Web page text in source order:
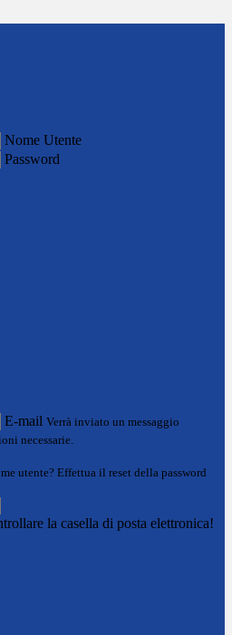
Nome Utente
Password
E-mail Verrà inviato un messaggio
necessarie.
utente? Effettua il reset della password
la casella di posta elettronica!